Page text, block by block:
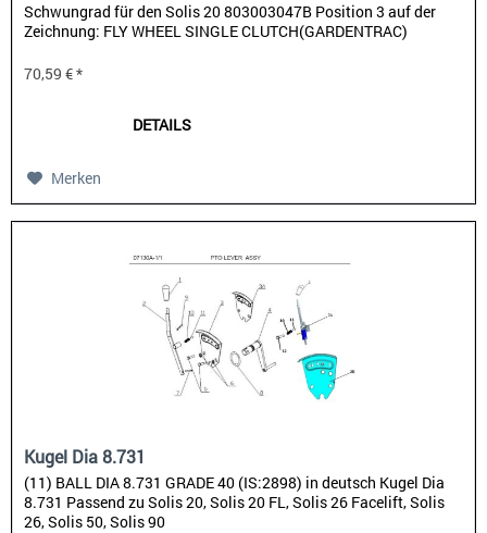
Schwungrad für den Solis 20 803003047B Position 3 auf der
Zeichnung: FLY WHEEL SINGLE CLUTCH(GARDENTRAC)
70,59 € *
DETAILS
Merken
Kugel Dia 8.731
(11) BALL DIA 8.731 GRADE 40 (IS:2898) in deutsch Kugel Dia
8.731 Passend zu Solis 20, Solis 20 FL, Solis 26 Facelift, Solis
26, Solis 50, Solis 90